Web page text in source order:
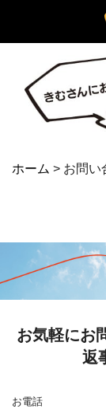
ホーム > お問い
お気軽にお
返
お電話